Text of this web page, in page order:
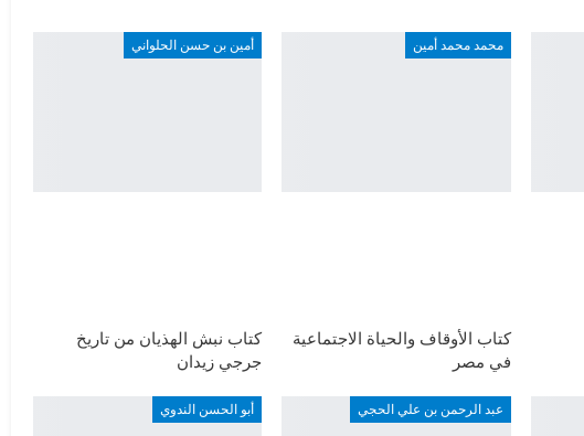
محمد محمد أمين
كتاب الأوقاف والحياة الاجتماعية
في مصر
أمين بن حسن الحلواني
كتاب نبش الهذيان من تاريخ
جرجي زيدان
عبد الرحمن بن علي الحجي أبو الحسن الندوي